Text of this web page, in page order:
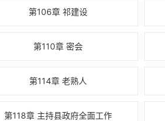
第106章 祁建设
第110章 密会
第114章 老熟人
第118章 主持县政府全面工作